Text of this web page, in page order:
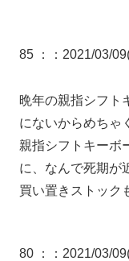
85 ： ：2021/03/
晩年の親指シフト
にないからめちゃ
親指シフトキーボ
に、なんで死期が
買い置きストック
80 ： ：2021/03/